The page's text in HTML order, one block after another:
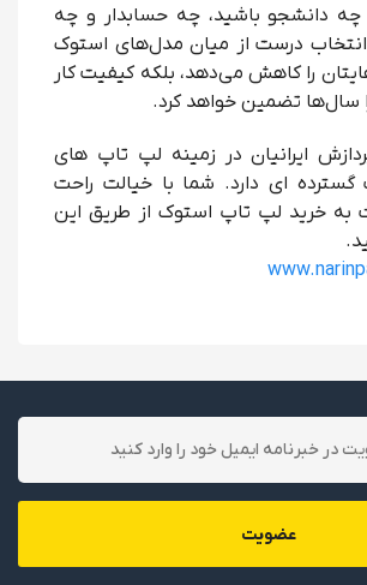
چه دانشجو باشید، چه حسابدار و چه
انتخاب درست از میان مدل‌های استوک
را کاهش می‌دهد، بلکه کیفیت کار
سال‌ها تضمین خواهد کرد.
ایرانیان در زمینه لپ تاپ های
گسترده ای دارد. شما با خیالت راحت
به خرید لپ تاپ استوک از طریق این
عضویت